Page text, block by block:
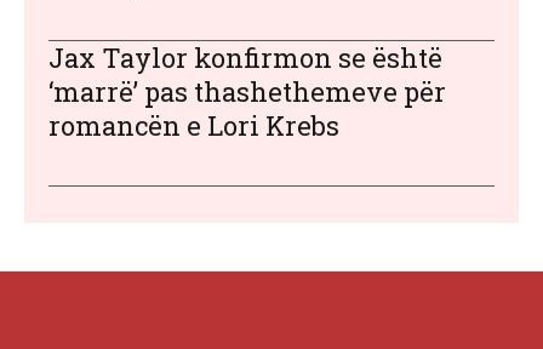
Jax Taylor konfirmon se është
‘marrë’ pas thashethemeve për
romancën e Lori Krebs